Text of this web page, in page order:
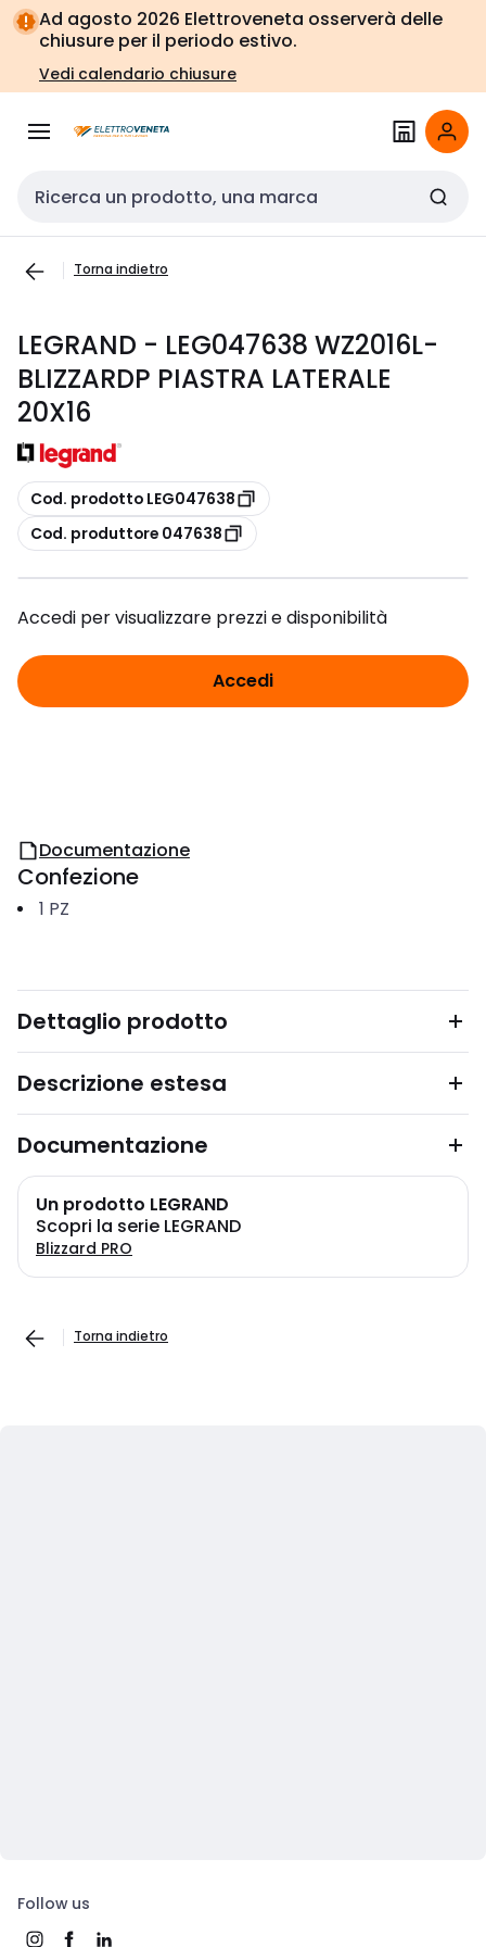
Vai alla
navigazione
Vai
alla
pagina
Ad agosto 2026 Elettroveneta osserverà delle
chiusure per il periodo estivo.
Vedi calendario chiusure
Cerca input
Torna indietro
LEGRAND - LEG047638 WZ2016L-
BLIZZARDP PIASTRA LATERALE
20X16
copia
Cod. prodotto LEG047638
copia
Cod. produttore 047638
Accedi per visualizzare prezzi e disponibilità
Accedi
Documentazione
Confezione
1 PZ
Dettaglio prodotto
Descrizione estesa
Documentazione
Un prodotto LEGRAND
Scopri la serie LEGRAND
Blizzard PRO
Torna indietro
Follow us